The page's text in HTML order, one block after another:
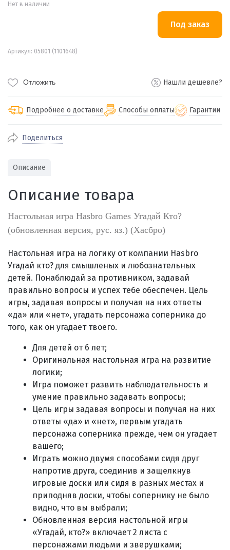
Нет в наличии
Артикул: 05801 (1101648)
Отложить Нашли дешевле?
Подробнее о доставке
По Екатеринбургу бесплатная
Отправляем во все регионы России
службами Пэк, Кит, Луч, Сдэк, Озон
доставка, Почта РФ или любой другой
транспортной компанией на Ваш выбор
Способы оплаты
Через СБП при получении (для
Екатеринбурга и близлежащих
городов)
Онлайн через СБП
Гарантии
Поделиться
Описание
Описание товара
Настольная игра Hasbro Games Угадай Кто?
(обновленная версия, рус. яз.) (Хасбро)
Настольная игра на логику от компании Hasbro
Угадай кто? для смышленых и любознательных
детей. Понаблюдай за противником, задавай
правильно вопросы и успех тебе обеспечен. Цель
игры, задавая вопросы и получая на них ответы
«да» или «нет», угадать персонажа соперника до
того, как он угадает твоего.
Для детей от 6 лет;
Оригинальная настольная игра на развитие
логики;
Игра поможет развить наблюдательность и
умение правильно задавать вопросы;
Цель игры задавая вопросы и получая на них
ответы «да» и «нет», первым угадать
персонажа соперника прежде, чем он угадает
вашего;
Играть можно двумя способами сидя друг
напротив друга, соединив и защелкнув
игровые доски или сидя в разных местах и
приподняв доски, чтобы сопернику не было
видно, что вы выбрали;
Обновленная версия настольной игры
«Угадай, кто?» включает 2 листа с
персонажами людьми и зверушками;